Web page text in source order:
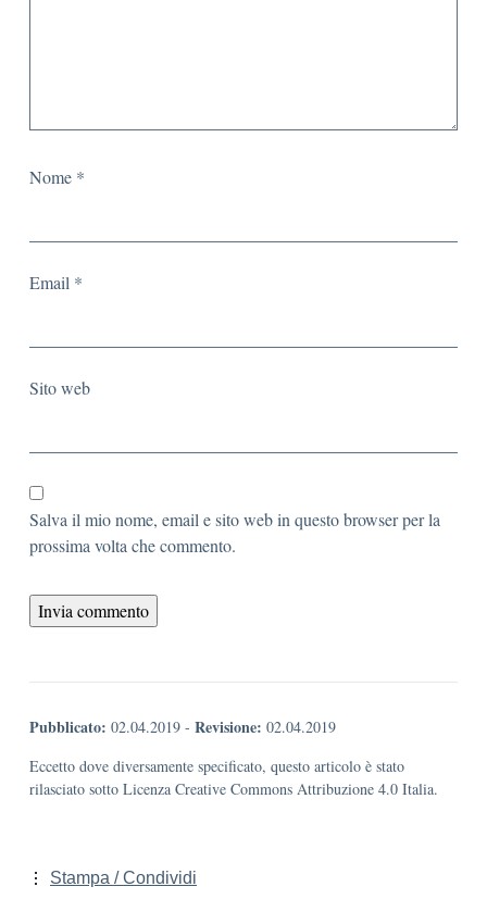
Nome *
Email *
Sito web
Salva il mio nome, email e sito web in questo browser per la
prossima volta che commento.
Pubblicato: 02.04.2019 - Revisione: 02.04.2019
Eccetto dove diversamente specificato, questo articolo è stato
rilasciato sotto Licenza Creative Commons Attribuzione 4.0 Italia.
Stampa / Condividi